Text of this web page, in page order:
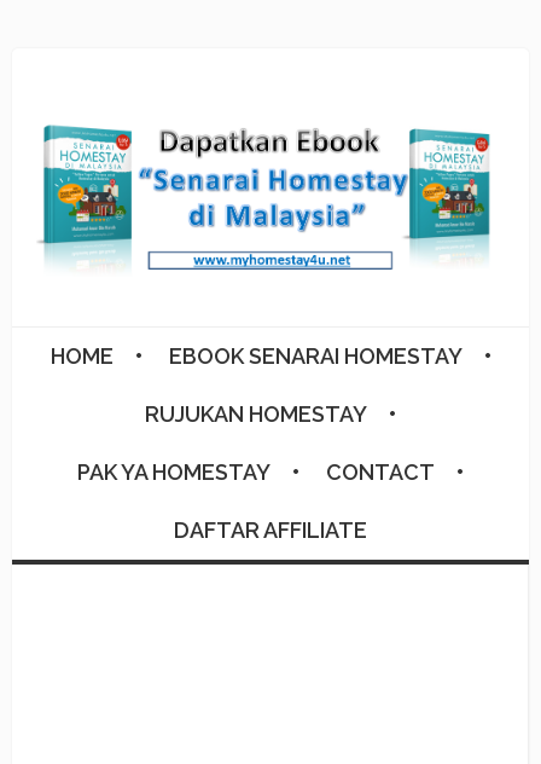
HOME EBOOK SENARAI HOMESTAY
RUJUKAN HOMESTAY
PAK YA HOMESTAY CONTACT
DAFTAR AFFILIATE